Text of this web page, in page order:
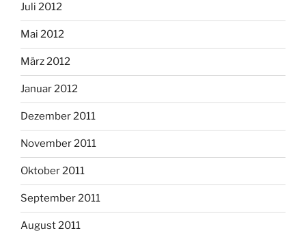
Juli 2012
Mai 2012
März 2012
Januar 2012
Dezember 2011
November 2011
Oktober 2011
September 2011
August 2011